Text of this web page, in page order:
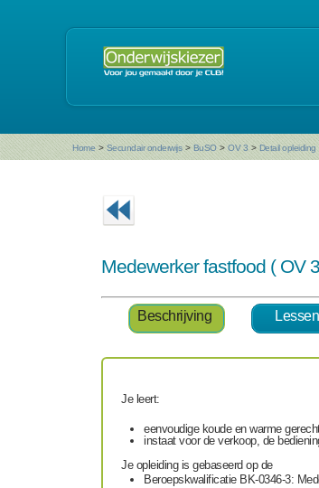
Home > Secundair onderwijs > BuSO > OV 3 > Detail opleiding
Medewerker fastfood ( OV
Beschrijving Lessen
Je leert:
eenvoudige koude en warme
instaat voor de verkoop, de
Je opleiding is gebaseerd op de
Beroepskwalificatie BK-0346-3: